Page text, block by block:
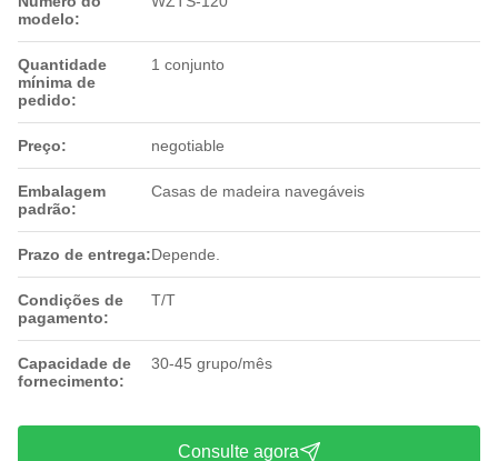
modelo:
Quantidade
mínima de
pedido:
1 conjunto
Preço: negotiable
Embalagem
padrão:
Casas de madeira navegáveis
Prazo de entrega:Depende.
Condições de
pagamento:
T/T
Capacidade de
fornecimento:
30-45 grupo/mês
Consulte agora